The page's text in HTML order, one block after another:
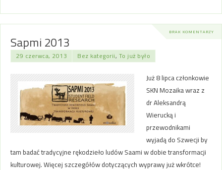
BRAK KOMENTARZY
Sapmi 2013
29 czerwca, 2013 Bez kategorii, To już było
Już 8 lipca członkowie
SKN Mozaika wraz z
dr Aleksandrą
Wierucką i
przewodnikami
wyjadą do Szwecji by
tam badać tradycyjne rękodzieło ludów Saami w dobie transformacji
kulturowej. Więcej szczegółów dotyczących wyprawy już wkrótce!